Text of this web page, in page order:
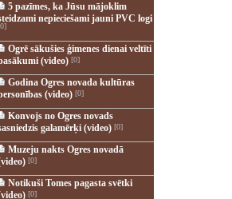
5 pazīmes, ka Jūsu mājoklim
nepieciešami jauni PVC logi
Ogrē sākušies ģimenes dienai veltīti
(video)[0]
Godina Ogres novada kultūras
(video)[0]
Konvojs no Ogres novads
galamērķi (video)[0]
Muzeju nakts Ogres novadā
[0]
Notikuši Tomes pagasta svētki
[0]